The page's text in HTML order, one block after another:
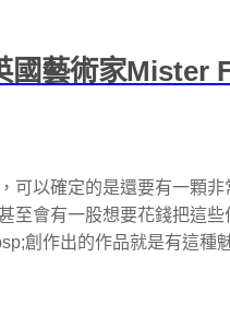
國藝術家Mister
可以確定的是還要有一顆非
至會有一股想要花錢把這
創作出的作品就是有這種